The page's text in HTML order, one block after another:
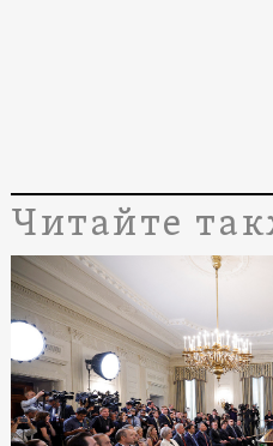
Читайте